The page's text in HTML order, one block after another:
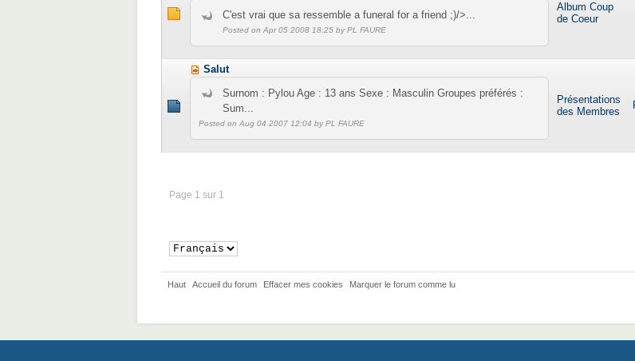
C'est vrai que sa ressemble a funeral for a friend ;)/>...
Posted on Apr 05 2008 18:25 by PL FAURE
Album Coup
de Coeur
Salut
Surnom : Pylou Age : 13 ans Sexe : Masculin Groupes préférés :
Sum...
Posted on Aug 04 2007 12:04 by PL FAURE
Présentations
des Membres
Page 1 sur 1
Haut Accueil du forum Effacer mes cookies Marquer le forum comme lu